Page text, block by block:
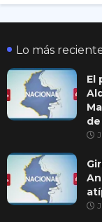
Lo más
El